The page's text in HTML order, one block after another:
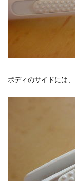
ボディのサイドには